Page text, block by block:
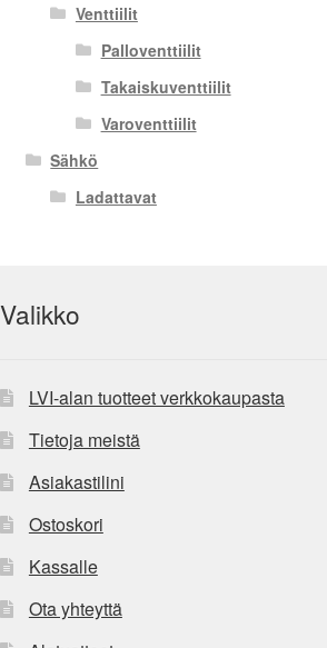
Venttiilit
Palloventtiilit
Takaiskuventtiilit
Varoventtiilit
Sähkö
Ladattavat
Valikko
LVI-alan tuotteet verkkokaupasta
Tietoja meistä
Asiakastilini
Ostoskori
Kassalle
Ota yhteyttä